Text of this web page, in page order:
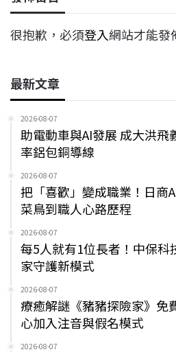
很抱歉，必須登入網站才能發
最新文章
2026-08-07
助電動車與AI發展 成大洪
率鋁包銅導線
2026-08-07
把「喜歡」變成職業！日商
菜鳥到職人心路歷程
2026-08-07
每5人就有1位長者！中保科
家守護新模式
2026-08-07
療癒解謎《豬豬探險家》免
心加入注音與假名模式
2026-08-07